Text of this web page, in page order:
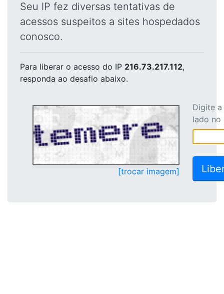
Seu IP fez diversas tentativas de
acessos suspeitos a sites hospedados
conosco.
Para liberar o acesso do IP 216.73.217.112,
responda ao desafio abaixo.
[trocar imagem]
Digite
lado no